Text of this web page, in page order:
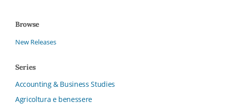
Browse
New Releases
Series
Accounting & Business Studies
Agricoltura e benessere